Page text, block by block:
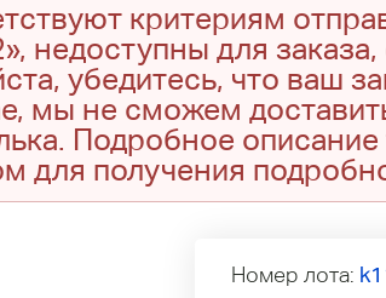
критериям
недоступны для
убедитесь, что ваш
мы не сможем
Подробное
для получения
Номер лота: